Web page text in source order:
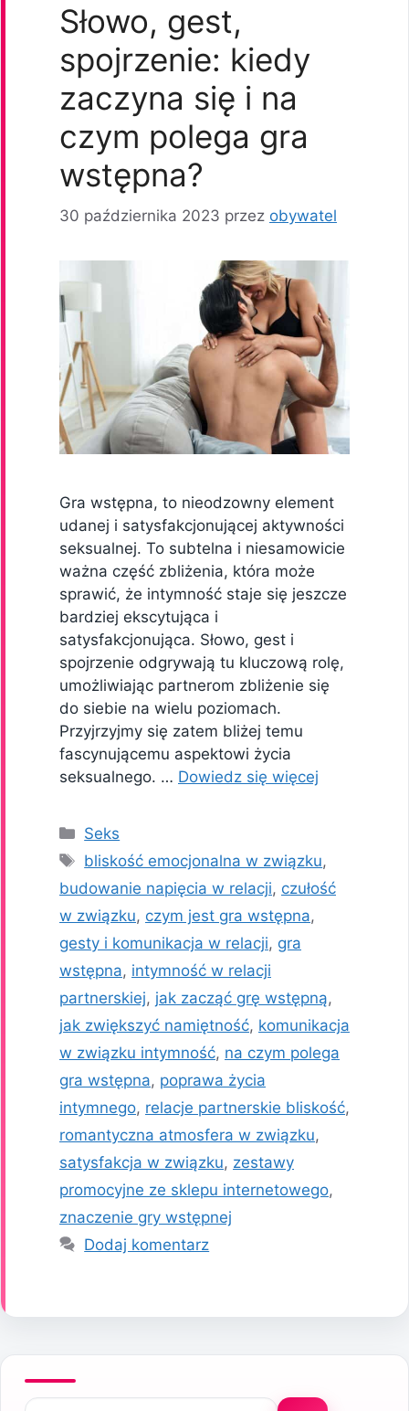
Słowo, gest,
spojrzenie: kiedy
zaczyna się i na
czym polega gra
wstępna?
30 października 2023 przez obywatel
Gra wstępna, to nieodzowny element
udanej i satysfakcjonującej aktywności
seksualnej. To subtelna i niesamowicie
ważna część zbliżenia, która może
sprawić, że intymność staje się jeszcze
bardziej ekscytująca i
satysfakcjonująca. Słowo, gest i
spojrzenie odgrywają tu kluczową rolę,
umożliwiając partnerom zbliżenie się
do siebie na wielu poziomach.
Przyjrzyjmy się zatem bliżej temu
fascynującemu aspektowi życia
seksualnego. … Dowiedz się więcej
Kategorie
Seks
Tagi
bliskość emocjonalna w związku,
budowanie napięcia w relacji, czułość
w związku, czym jest gra wstępna,
gesty i komunikacja w relacji, gra
wstępna, intymność w relacji
partnerskiej, jak zacząć grę wstępną,
jak zwiększyć namiętność, komunikacja
w związku intymność, na czym polega
gra wstępna, poprawa życia
intymnego, relacje partnerskie bliskość,
romantyczna atmosfera w związku,
satysfakcja w związku, zestawy
promocyjne ze sklepu internetowego,
znaczenie gry wstępnej
Dodaj komentarz
Szukaj: